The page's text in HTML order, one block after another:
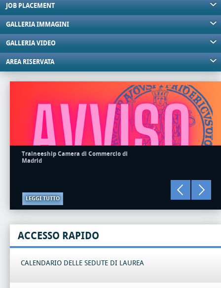
JOB PLACEMENT
GALLERIA IMMAGINI
GALLERIA VIDEO
AREA RISERVATA
Traineeship Camera di Commercio di
Madrid
LEGGI TUTTO
ACCESSO RAPIDO
CALENDARIO DELLE SEDUTE DI LAUREA